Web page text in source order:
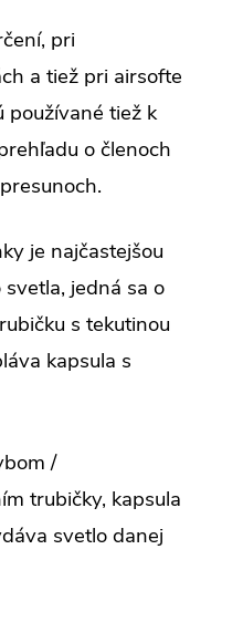
pri
a tiež pri airsofte
používané tiež k
o členoch
je najčastejšou
jedná sa o
s tekutinou
kapsula s
/
trubičky, kapsula
svetlo danej